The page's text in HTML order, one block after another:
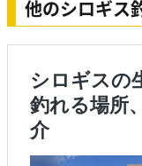
他のシロギス